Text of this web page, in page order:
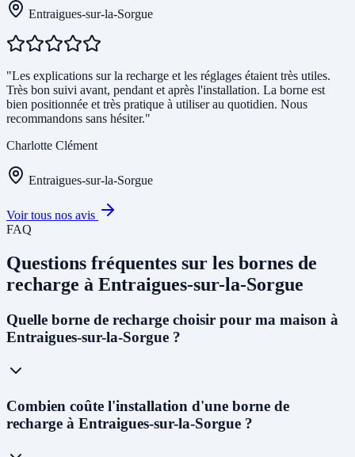
Entraigues-sur-la-Sorgue
"Les explications sur la recharge et les réglages étaient très utiles.
Très bon suivi avant, pendant et après l'installation. La borne est
bien positionnée et très pratique à utiliser au quotidien. Nous
recommandons sans hésiter."
Charlotte Clément
Entraigues-sur-la-Sorgue
Voir tous nos avis
FAQ
Questions fréquentes sur les bornes de
recharge à Entraigues-sur-la-Sorgue
Quelle borne de recharge choisir pour ma maison à
Entraigues-sur-la-Sorgue ?
Pour un usage résidentiel à Entraigues-sur-la-Sorgue, nous
recommandons une
wallbox 7kW monophaséepour la plupart des
foyers. Si votre abonnement est triphasé, une borne
Combien coûte l'installation d'une borne de
recharge à Entraigues-sur-la-Sorgue ?